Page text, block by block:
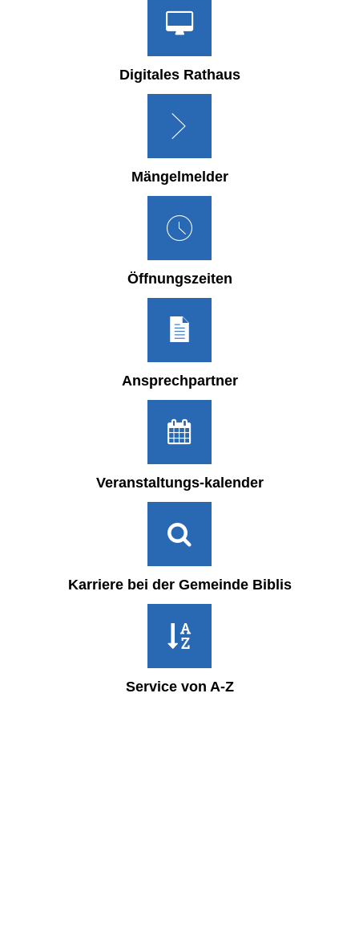
Digitales Rathaus
Mängelmelder
Öffnungszeiten
Ansprechpartner
Veranstaltungs-kalender
Karriere bei der Gemeinde Biblis
Service von A-Z